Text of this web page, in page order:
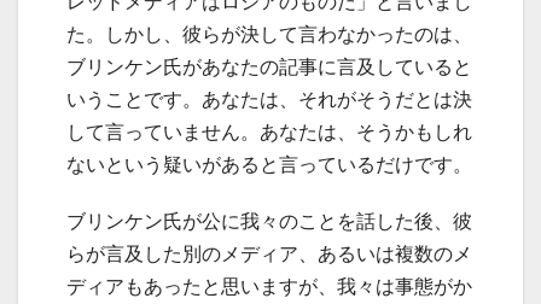
た。しかし、彼らが決して言わなかったのは、
ブリンケン氏があなたの記事に言及していると
いうことです。あなたは、それがそうだとは決
して言っていません。あなたは、そうかもしれ
ないという疑いがあると言っているだけです。
ブリンケン氏が公に我々のことを話した後、彼
らが言及した別のメディア、あるいは複数のメ
ディアもあったと思いますが、我々は事態がか